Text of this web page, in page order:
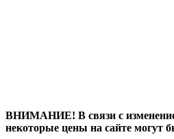
ВНИМАНИЕ! В связи с
некоторые цены на сайте могут